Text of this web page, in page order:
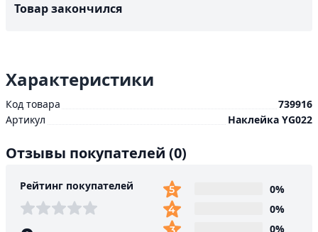
Товар закончился
Характеристики
Код товара
739916
Артикул
Наклейка YG022
Отзывы покупателей (0)
Рейтинг покупателей
0%
0%
0%